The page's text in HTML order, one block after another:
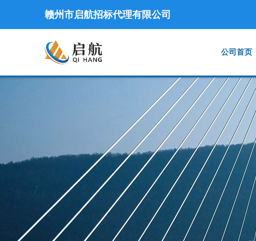
赣州市启航招标代理有限公司
公司首页